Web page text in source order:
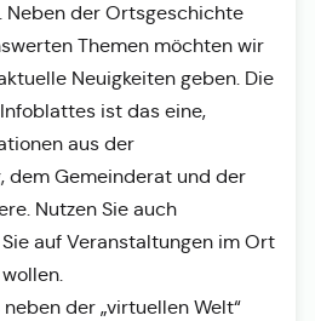
Neben der Ortsgeschichte
Themen möchten wir
Neuigkeiten geben. Die
ist das eine,
aus der
dem Gemeinderat und der
Nutzen Sie auch
auf Veranstaltungen im Ort
der „virtuellen Welt“